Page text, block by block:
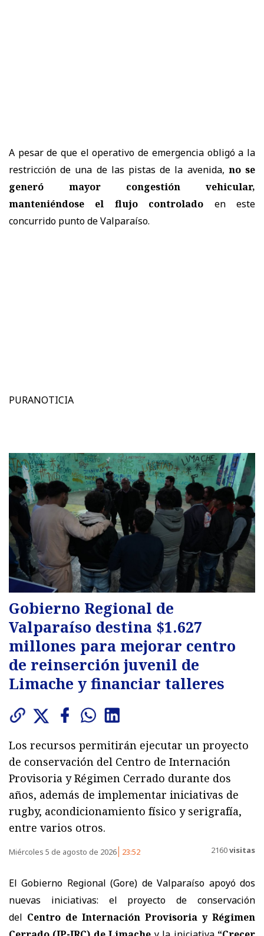
A pesar de que el operativo de emergencia obligó a la
restricción de una de las pistas de la avenida, no se
generó mayor congestión vehicular,
manteniéndose el flujo controlado en este
concurrido punto de Valparaíso.
PURANOTICIA
Gobierno Regional de
Valparaíso destina $1.627
millones para mejorar centro
de reinserción juvenil de
Limache y financiar talleres
Los recursos permitirán ejecutar un proyecto
de conservación del Centro de Internación
Provisoria y Régimen Cerrado durante dos
años, además de implementar iniciativas de
rugby, acondicionamiento físico y serigrafía,
entre varios otros.
Miércoles 5 de agosto de 2026 23:52 2160visitas
El Gobierno Regional (Gore) de Valparaíso apoyó dos
nuevas iniciativas: el proyecto de conservación
del Centro de Internación Provisoria y Régimen